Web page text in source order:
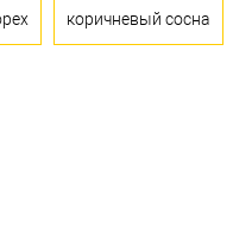
коричневый сосна